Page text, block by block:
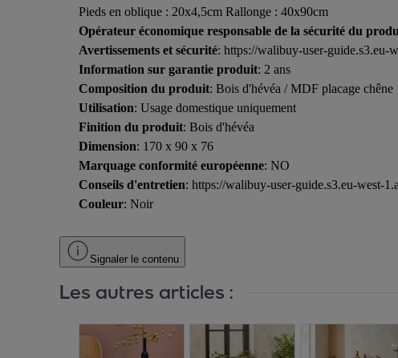
Pieds en oblique : 20x4,5cm Rallonge : 40x90cm
Opérateur économique responsable de la sécurité du
Avertissements et sécurité: https://walibuy-user-guide.s3.eu-
Information sur garantie produit: 2 ans
Composition du produit: Bois d'hévéa / MDF placage chêne
Utilisation: Usage domestique uniquement
Finition du produit: Bois d'hévéa
Dimension: 170 x 90 x 76
Marquage conformité européenne: NO
Conseils d'entretien: https://walibuy-user-guide.s3.eu-west-
Couleur: Noir
Signaler le contenu
Les autres articles :